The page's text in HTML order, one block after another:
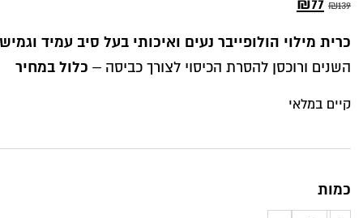
₪139
₪77
₪77.
כרית מילוי הולופייבר נעים ואיכותי בעל סיב עמיד וגמיש
השנים ורוכסן להסרת הכיסוי לצורך כביסה – כלול במחיר
קיים במלאי
כמות